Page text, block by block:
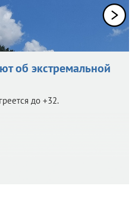
об экстремальной
до +32.